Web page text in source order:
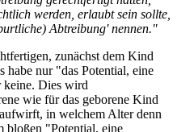
werden, erlaubt sein sollte,
Abtreibung' nennen."
zunächst dem Kind
habe nur "das Potential, eine
keine. Dies wird
wie für das geborene Kind
in welchem Alter denn
bloßen "Potential, eine